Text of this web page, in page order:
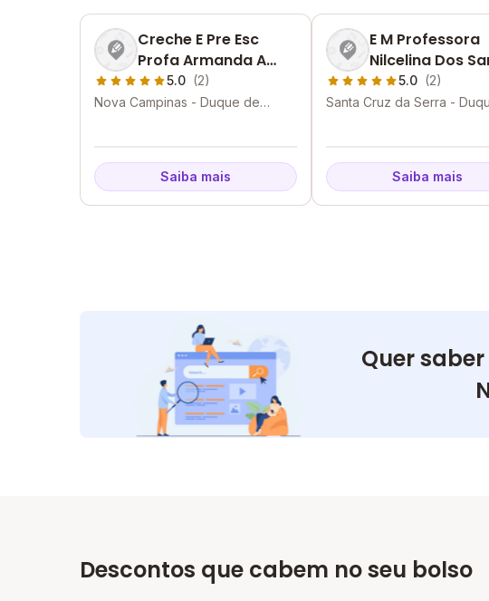
Creche E Pre Esc
Profa Armanda A
Alberto
5.0 (2)
Nova Campinas - Duque de
Saiba mais
E M Professora
Nilcelina Dos
Ferreira
5.0 (2)
Santa Cruz da Serra -
Saiba mais
Quer
Descontos que cabem no seu bolso